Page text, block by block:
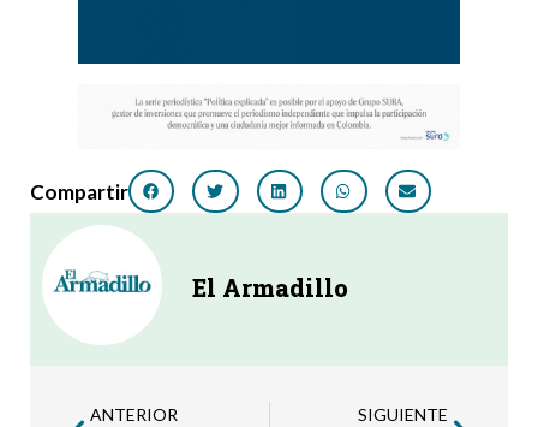
Compartir
El Armadillo
ANTERIOR SIGUIENTE